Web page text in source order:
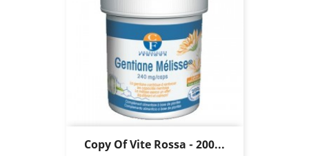
Copy Of Vite Rossa - 200...